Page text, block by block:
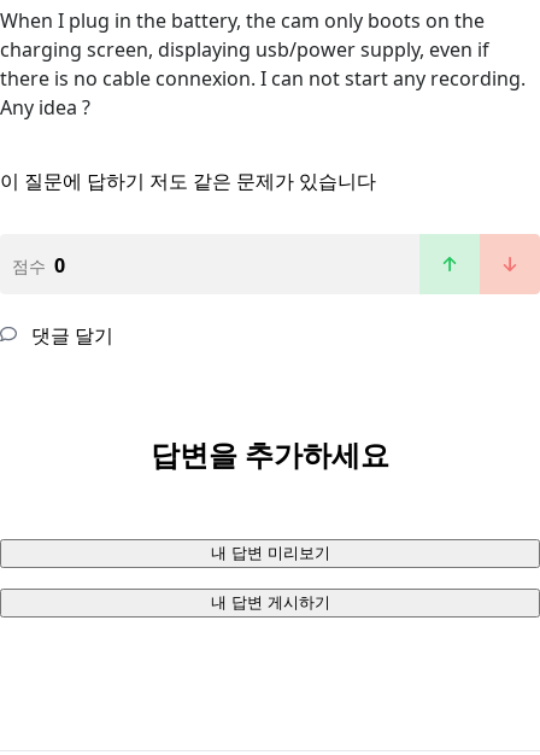
When I plug in the battery, the cam only boots on the
charging screen, displaying usb/power supply, even if
there is no cable connexion. I can not start any recording.
Any idea ?
이 질문에 답하기 저도 같은 문제가 있습니다
점수 0
댓글 달기
답변을 추가하세요
내 답변 미리보기
내 답변 게시하기